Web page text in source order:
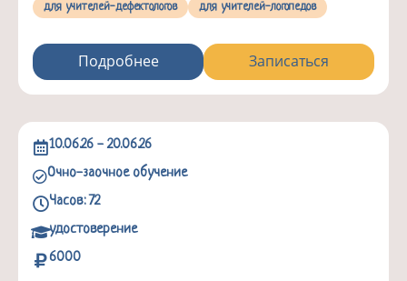
для учителей-дефектологов
для учителей-логопедов
Подробнее Записаться
10.06.26 - 20.06.26
Очно-заочное обучение
Часов: 72
удостоверение
6000